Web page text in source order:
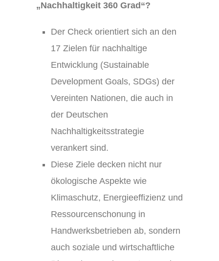
„Nachhaltigkeit 360 Grad“?
Der Check orientiert sich an den
17 Zielen für nachhaltige
Entwicklung (Sustainable
Development Goals, SDGs) der
Vereinten Nationen, die auch in
der Deutschen
Nachhaltigkeitsstrategie
verankert sind.
Diese Ziele decken nicht nur
ökologische Aspekte wie
Klimaschutz, Energieeffizienz und
Ressourcenschonung in
Handwerksbetrieben ab, sondern
auch soziale und wirtschaftliche